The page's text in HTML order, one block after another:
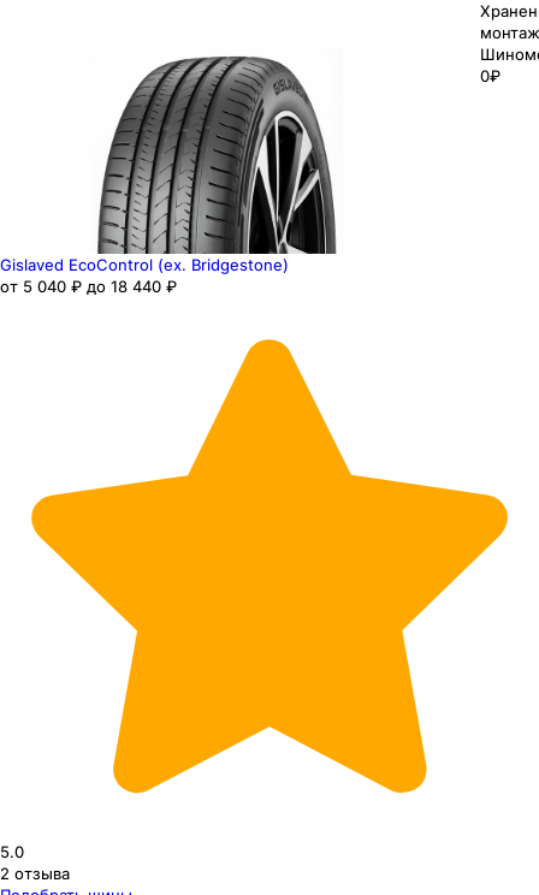
0₽
Gislaved EcoControl (ex. Bridgestone)
от 5 040 ₽ до 18 440 ₽
5.0
2 отзыва